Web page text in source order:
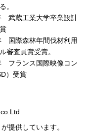
。
武蔵工業大学卒業設計
国際森林年間伐材利用
審査員賞受賞。
フランス国際映像コン
）受賞
提供しています。